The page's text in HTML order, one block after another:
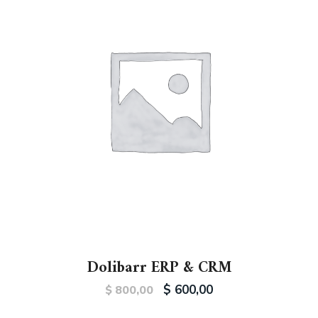
Dolibarr ERP & CRM
$ 800,00 $ 600,00